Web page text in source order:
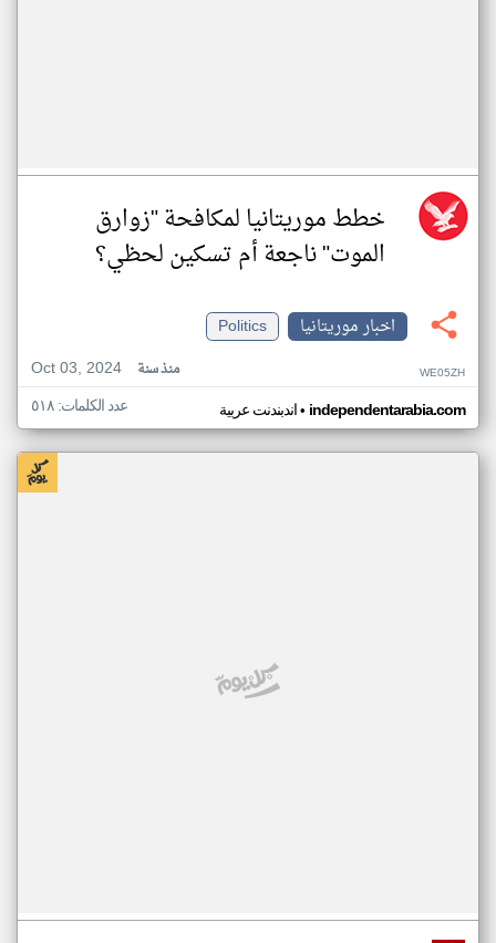
خطط موريتانيا لمكافحة "زوارق
الموت" ناجعة أم تسكين لحظي؟
اخبار موريتانيا
Politics
Oct 03, 2024
منذ سنة WE05ZH
اندبندنت عربية• independentarabia.com عدد الكلمات: ٥١٨